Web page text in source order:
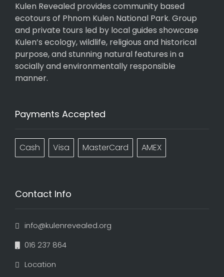
Kulen Revealed provides community based
ecotours of Phnom Kulen National Park. Group
and private tours led by local guides showcase
Kulen’s ecology, wildlife, religious and historical
purpose, and stunning natural features in a
socially and environmentally responsible
manner.
Payments Accepted
Cash Visa MasterCard AMEX
Contact Info
info@kulenrevealed.org
016 237 864
Location